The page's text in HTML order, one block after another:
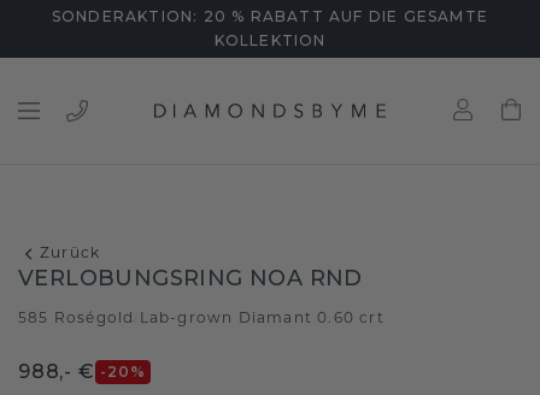
SONDERAKTION: 20 % RABATT AUF DIE GESAMTE
KOLLEKTION
Zurück
VERLOBUNGSRING NOA RND
585 Roségold Lab-grown Diamant 0.60 crt
988,- € -20 %